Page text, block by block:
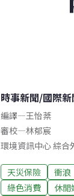
時事新聞/國際新
編譯—王怡棻
審校—林郁宸
環境資訊中心 綜合
天災保險
衝浪
綠色消費
休閒